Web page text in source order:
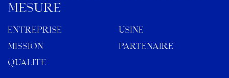
mesure
Entreprise
Usine
Mission
Partenaire
Qualité